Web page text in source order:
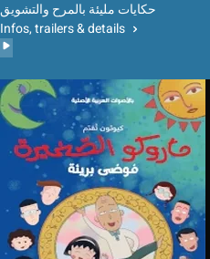
حكايات مليئة بالمرح والتشويق
Infos, trailers & details